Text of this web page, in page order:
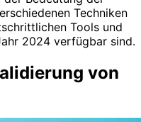
Techniken
Tools und
2024 verfügbar sind.
von